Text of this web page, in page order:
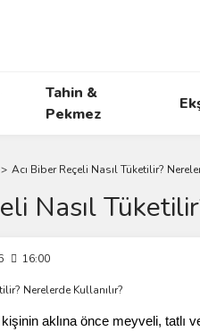
Tahin &
Pekmez
Acı Biber Reçeli Nasıl Tüketilir?
Nasıl
16:00
aklına önce meyveli, tatlı